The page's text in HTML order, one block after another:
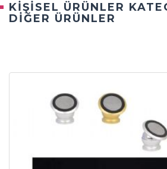
KİŞİSEL ÜRÜNLER
DİĞER ÜRÜNLER